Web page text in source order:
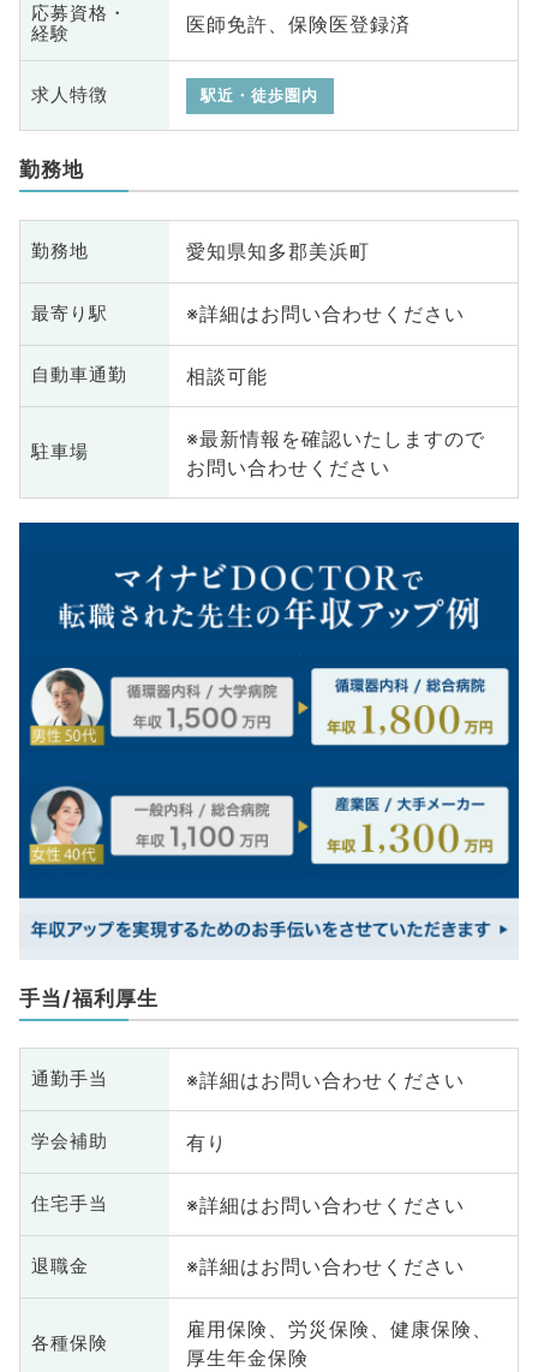
応募資格・
経験
医師免許、保険医登録済
求人特徴 駅近・徒歩圏内
勤務地
勤務地 愛知県知多郡美浜町
最寄り駅 ※詳細はお問い合わせください
自動車通勤 相談可能
駐車場
※最新情報を確認いたしますので
お問い合わせください
手当/福利厚生
通勤手当 ※詳細はお問い合わせください
学会補助 有り
住宅手当 ※詳細はお問い合わせください
退職金 ※詳細はお問い合わせください
各種保険
雇用保険、労災保険、健康保険、
厚生年金保険